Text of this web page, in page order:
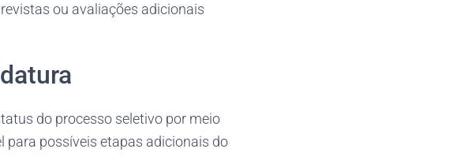
ou avaliações adicionais
do processo seletivo por meio
para possíveis etapas adicionais do